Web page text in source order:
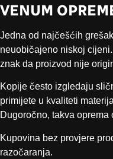
VENUM
Jedna od najčešćih
neuobičajeno niskoj
znak da proizvod nije
Kopije često izgledaju
primijete u kvaliteti
Dugoročno, takva oprema
Kupovina bez provjere
razočaranja.